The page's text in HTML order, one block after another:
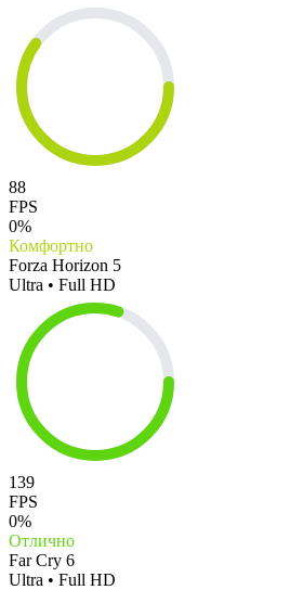
88
FPS
0%
Комфортно
Forza Horizon 5
Ultra • Full HD
139
FPS
0%
Отлично
Far Cry 6
Ultra • Full HD